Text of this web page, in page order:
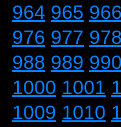
964 965 966
976 977 978
988 989 990
1000 1001
1009 1010